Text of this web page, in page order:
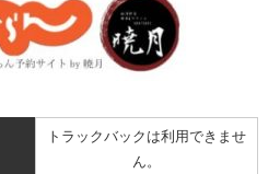
トラックバックは利用できませ
ん。